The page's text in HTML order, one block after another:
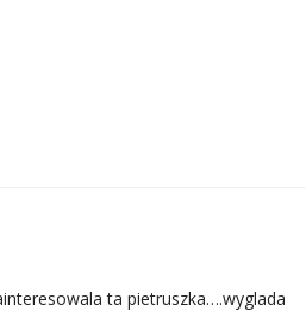
ta pietruszka….wyglada